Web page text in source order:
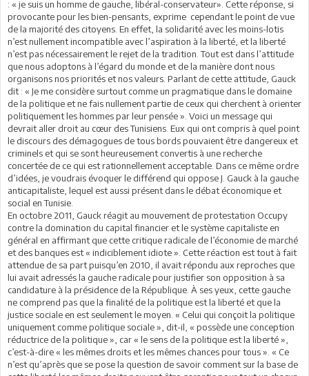
: « je suis un homme de gauche, libéral-conservateur». Cette réponse, si
provocante pour les bien-pensants, exprime cependant le point de vue
de la majorité des citoyens. En effet, la solidarité avec les moins-lotis
n’est nullement incompatible avec l’aspiration à la liberté, et la liberté
n’est pas nécessairement le rejet de la tradition. Tout est dans l’attitude
que nous adoptons à l’égard du monde et de la manière dont nous
organisons nos priorités et nos valeurs. Parlant de cette attitude, Gauck
dit : « Je me considère surtout comme un pragmatique dans le domaine
de la politique et ne fais nullement partie de ceux qui cherchent à orienter
politiquement les hommes par leur pensée ». Voici un message qui
devrait aller droit au cœur des Tunisiens. Eux qui ont compris à quel point
le discours des démagogues de tous bords pouvaient être dangereux et
criminels et qui se sont heureusement convertis à une recherche
concertée de ce qui est rationnellement acceptable. Dans ce même ordre
d’idées, je voudrais évoquer le différend qui oppose J. Gauck à la gauche
anticapitaliste, lequel est aussi présent dans le débat économique et
social en Tunisie.
En octobre 2011, Gauck réagit au mouvement de protestation Occupy
contre la domination du capital financier et le système capitaliste en
général en affirmant que cette critique radicale de l’économie de marché
et des banques est « indiciblement idiote ». Cette réaction est tout à fait
attendue de sa part puisqu’en 2010, il avait répondu aux reproches que
lui avait adressés la gauche radicale pour justifier son opposition à sa
candidature à la présidence de la République. À ses yeux, cette gauche
ne comprend pas que la finalité de la politique est la liberté et que la
justice sociale en est seulement le moyen. « Celui qui conçoit la politique
uniquement comme politique sociale », dit-il, « possède une conception
réductrice de la politique », car « le sens de la politique est la liberté »,
c’est-à-dire « les mêmes droits et les mêmes chances pour tous ». « Ce
n’est qu’après que se pose la question de savoir comment sur la base de